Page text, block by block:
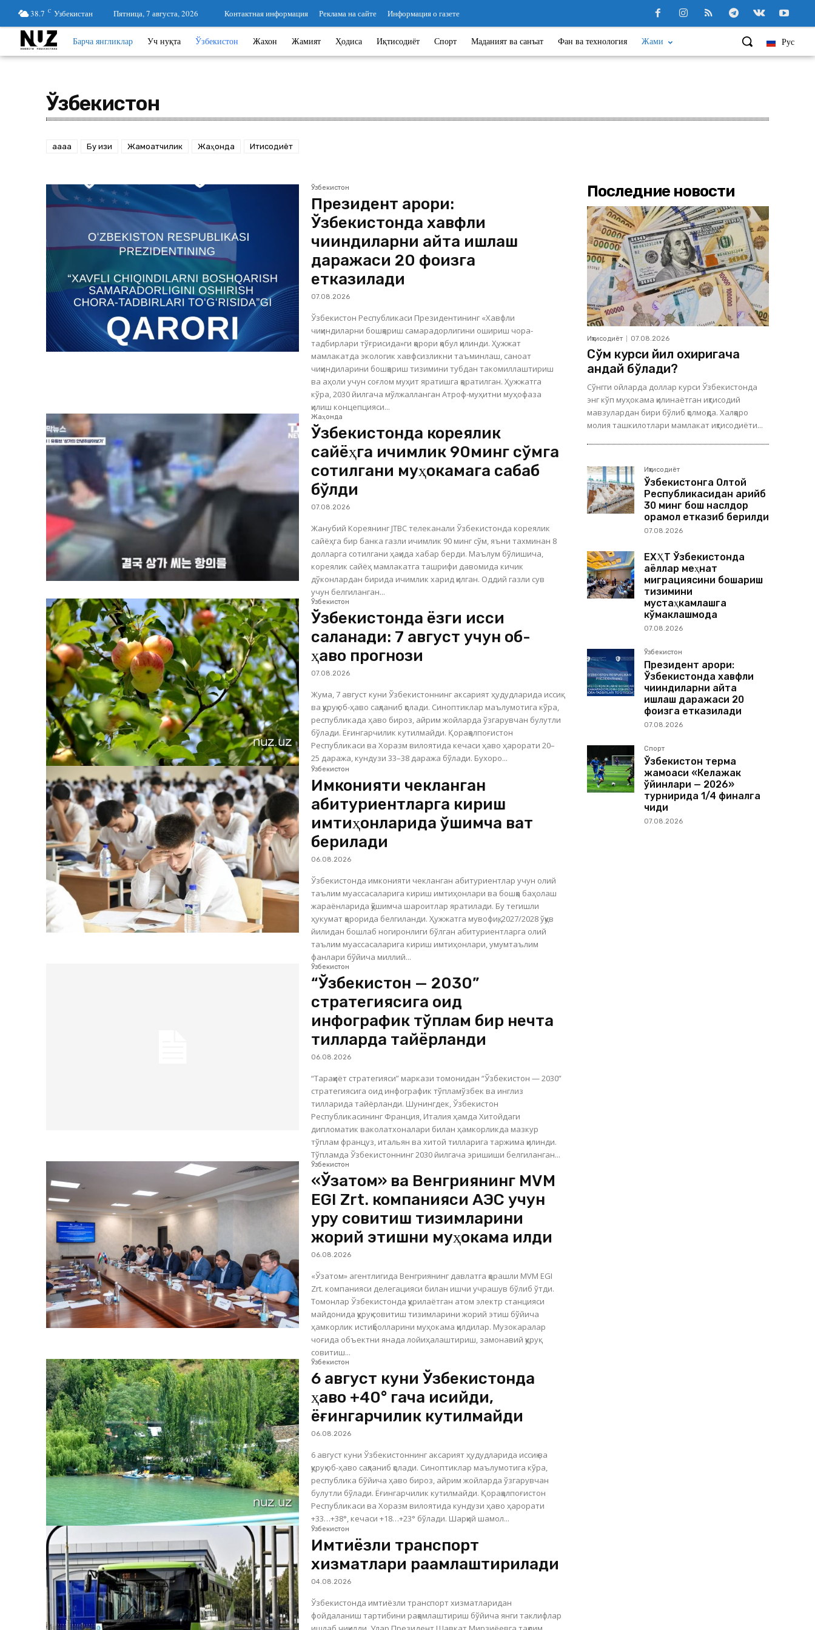
38.7 C Узбекистан Пятница, 7 августа, 2026 Контактная информация Реклама на сайте Информация о газете
Рус
Барча янгликлар Уч нуқта Ўзбекистон Жахон Жамият Ҳодиса Иқтисодиёт Спорт Маданият ва санъат Фан ва технология Жами
Ўзбекистон
aaaa Бу қизиқ Жамоатчилик Жаҳонда Иқтисодиёт
Ўзбекистон
Президент қарори:
Ўзбекистонда хавфли
чиқиндиларни қайта ишлаш
даражаси 20 фоизга
етказилади
07.08.2026
Ўзбекистон Республикаси Президентининг «Хавфли
чиқиндиларни бошқариш самарадорлигини ошириш чора-
тадбирлари тўғрисида»ги қарори қабул қилинди. Ҳужжат
мамлакатда экологик хавфсизликни таъминлаш, саноат
чиқиндиларини бошқариш тизимини тубдан такомиллаштириш
ва аҳоли учун соғлом муҳит яратишга қаратилган. Ҳужжатга
кўра, 2030 йилгача мўлжалланган Атроф-муҳитни муҳофаза
қилиш концепцияси...
Жаҳонда
Ўзбекистонда кореялик
сайёҳга ичимлик 90минг сўмга
сотилгани муҳокамага сабаб
бўлди
07.08.2026
Жанубий Кореянинг JTBC телеканали Ўзбекистонда кореялик
сайёҳга бир банка газли ичимлик 90 минг сўм, яъни тахминан 8
долларга сотилгани ҳақида хабар берди. Маълум бўлишича,
кореялик сайёҳ мамлакатга ташрифи давомида кичик
дўконлардан бирида ичимлик харид қилган. Оддий газли сув
учун белгиланган...
Ўзбекистон
Ўзбекистонда ёзги иссиқ
сақланади: 7 август учун об-
ҳаво прогнози
07.08.2026
Жума, 7 август куни Ўзбекистоннинг аксарият ҳудудларида иссиқ
ва қуруқ об-ҳаво сақланиб қолади. Синоптиклар маълумотига кўра,
республикада ҳаво бироз, айрим жойларда ўзгарувчан булутли
бўлади. Ёғингарчилик кутилмайди. Қорақалпоғистон
Республикаси ва Хоразм вилоятида кечаси ҳаво ҳарорати 20–
25 даража, кундузи 33–38 даража бўлади. Бухоро...
Ўзбекистон
Имконияти чекланган
абитуриентларга кириш
имтиҳонларида қўшимча вақт
берилади
06.08.2026
Ўзбекистонда имконияти чекланган абитуриентлар учун олий
таълим муассасаларига кириш имтиҳонлари ва бошқа баҳолаш
жараёнларида қўшимча шароитлар яратилади. Бу тегишли
ҳукумат қарорида белгиланди. Ҳужжатга мувофиқ, 2027/2028 ўқув
йилидан бошлаб ногиронлиги бўлган абитуриентларга олий
таълим муассасаларига кириш имтиҳонлари, умумтаълим
фанлари бўйича миллий...
Ўзбекистон
“Ўзбекистон — 2030”
стратегиясига оид
инфографик тўплам бир нечта
тилларда тайёрланди
06.08.2026
“Тараққиёт стратегияси” маркази томонидан “Ўзбекистон — 2030”
стратегиясига оид инфографик тўпламўзбек ва инглиз
тилларида тайёрланди. Шунингдек, Ўзбекистон
Республикасининг Франция, Италия ҳамда Хитойдаги
дипломатик ваколатхоналари билан ҳамкорликда мазкур
тўплам француз, итальян ва хитой тилларига таржима қилинди.
Тўпламда Ўзбекистоннинг 2030 йилгача эришиши белгиланган...
Ўзбекистон
«Ўзатом» ва Венгриянинг MVM
EGI Zrt. компанияси АЭС учун
қуруқ совитиш тизимларини
жорий этишни муҳокама қилди
06.08.2026
«Ўзатом» агентлигида Венгриянинг давлатга қарашли MVM EGI
Zrt. компанияси делегацияси билан ишчи учрашув бўлиб ўтди.
Томонлар Ўзбекистонда қурилаётган атом электр станцияси
майдонида қуруқ совитиш тизимларини жорий этиш бўйича
ҳамкорлик истиқболларини муҳокама қилдилар. Музокаралар
чоғида объектни янада лойиҳалаштириш, замонавий қуруқ
совитиш...
Ўзбекистон
6 август куни Ўзбекистонда
ҳаво +40° гача исийди,
ёғингарчилик кутилмайди
06.08.2026
6 август куни Ўзбекистоннинг аксарият ҳудудларида иссиқ ва
қуруқ об-ҳаво сақланиб қолади. Синоптиклар маълумотига кўра,
республика бўйича ҳаво бироз, айрим жойларда ўзгарувчан
булутли бўлади. Ёғингарчилик кутилмайди. Қорақалпоғистон
Республикаси ва Хоразм вилоятида кундузи ҳаво ҳарорати
+33…+38°, кечаси +18…+23° бўлади. Шарқий шамол...
Ўзбекистон
Имтиёзли транспорт
хизматлари рақамлаштирилади
04.08.2026
Ўзбекистонда имтиёзли транспорт хизматларидан
фойдаланиш тартибини рақамлаштириш бўйича янги таклифлар
Последние новости
Иқтисодиёт 07.08.2026
Сўм курси йил охиригача
қандай бўлади?
Сўнгги ойларда доллар курси Ўзбекистонда
энг кўп муҳокама қилинаётган иқтисодий
мавзулардан бири бўлиб қолмоқда. Халқаро
молия ташкилотлари мамлакат иқтисодиёти...
Иқтисодиёт
Ўзбекистонга Олтой
Республикасидан қарийб
30 минг бош наслдор
қорамол етказиб берилди
07.08.2026
ЕХҲТ Ўзбекистонда
аёллар меҳнат
миграциясини бошқариш
тизимини
мустаҳкамлашга
кўмаклашмоқда
07.08.2026
Ўзбекистон
Президент қарори:
Ўзбекистонда хавфли
чиқиндиларни қайта
ишлаш даражаси 20
фоизга етказилади
07.08.2026
Спорт
Ўзбекистон терма
жамоаси «Келажак
ўйинлари — 2026»
турнирида 1/4 финалга
чиқди
07.08.2026